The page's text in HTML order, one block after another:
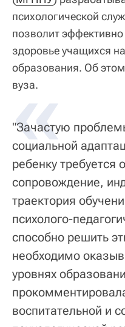
психологической
позволит
здоровье учащихся
образования. Об
вуза.
«
"Зачастую
социальной
ребенку требуется
сопровождение,
траектория
психолого-
способно решить
необходимо
уровнях
воспитательной и